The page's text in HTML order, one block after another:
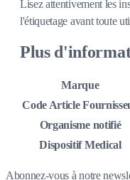
Lisez attentivement les
l'étiquetage avant toute
Plus
Marque
Code Article
Organisme notifié
Dispositif Medical
Abonnez-vous à notre